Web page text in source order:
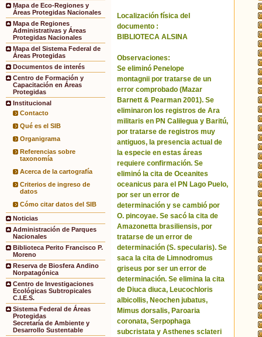
Mapa de Eco-Regiones y
Áreas Protegidas Nacionales
Mapa de Regiones
Administrativas y Áreas
Protegidas Nacionales
Mapa del Sistema Federal de
Áreas Protegidas
Documentos de interés
Centro de Formación y
Capacitación en Áreas
Protegidas
Institucional
Contacto
Qué es el SIB
Organigrama
Referencias sobre
taxonomía
Acerca de la cartografía
Criterios de ingreso de
datos
Cómo citar datos del SIB
Noticias
Administración de Parques
Nacionales
Biblioteca Perito Francisco P.
Moreno
Reserva de Biosfera Andino
Norpatagónica
Centro de Investigaciones
Ecológicas Subtropicales
C.I.E.S.
Sistema Federal de Áreas
Protegidas
Secretaría de Ambiente y
Desarrollo Sustentable
Localización física del
documento :
BIBLIOTECA ALSINA
Observaciones:
Se eliminó Penelope
montagnii por tratarse de un
error comprobado (Mazar
Barnett & Pearman 2001). Se
eliminaron los registros de Ara
militaris en PN Calilegua y Baritú,
por tratarse de registros muy
antiguos, la presencia actual de
la especie en estas áreas
requiere confirmación. Se
eliminó la cita de Oceanites
oceanicus para el PN Lago Puelo,
por ser un error de
determinación y se cambió por
O. pincoyae. Se sacó la cita de
Amazonetta brasiliensis, por
tratarse de un error de
determinación (S. specularis). Se
saca la cita de Limnodromus
griseus por ser un error de
determinación. Se elimina la cita
de Diuca diuca, Leucochloris
albicollis, Neochen jubatus,
Mimus dorsalis, Paroaria
coronata, Serpophaga
subcristata y Asthenes sclateri